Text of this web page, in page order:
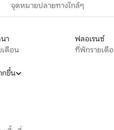
จุดหมายปลายทางใกล้ๆ
า
ดือน
ฟลอเรนซ์
ที่พักรายเดื
กขึ้น